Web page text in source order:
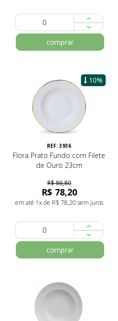
comprar
10%
REF: 3936
Flora Prato Fundo com Filete
de Ouro 23cm
R$ 86,80
R$ 78,20
em até 1x de R$ 78,20 sem juros
comprar